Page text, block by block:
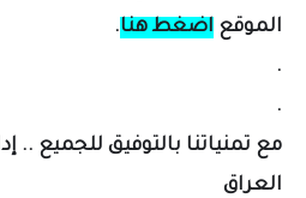
الموقع اضغط هنا.
.
.
مع تمنياتنا بالتوفيق للجميع ..
العراق